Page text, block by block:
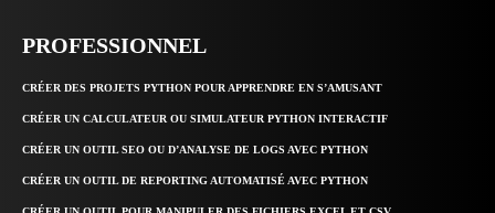
PROFESSIONNEL
CRÉER DES PROJETS PYTHON POUR APPRENDRE EN S’AMUSANT
CRÉER UN CALCULATEUR OU SIMULATEUR PYTHON INTERACTIF
CRÉER UN OUTIL SEO OU D’ANALYSE DE LOGS AVEC PYTHON
CRÉER UN OUTIL DE REPORTING AUTOMATISÉ AVEC PYTHON